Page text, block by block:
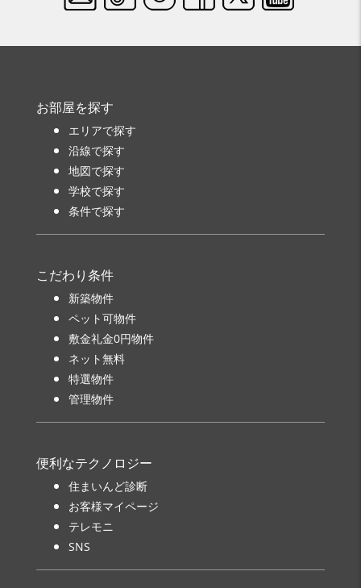
お部屋を探す
エリアで探す
沿線で探す
地図で探す
学校で探す
条件で探す
こだわり条件
新築物件
ペット可物件
敷金礼金0円物件
ネット無料
特選物件
管理物件
便利なテクノロジー
住まいんど診断
お客様マイページ
テレモニ
SNS